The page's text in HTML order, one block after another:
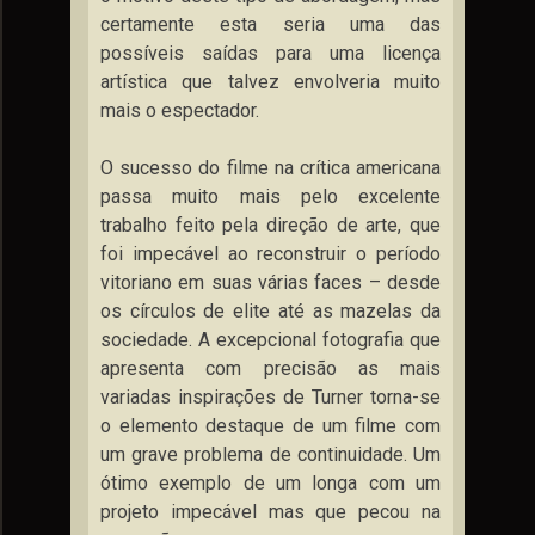
certamente esta seria uma das
possíveis saídas para uma licença
artística que talvez envolveria muito
mais o espectador.
O sucesso do filme na crítica americana
passa muito mais pelo excelente
trabalho feito pela direção de arte, que
foi impecável ao reconstruir o período
vitoriano em suas várias faces – desde
os círculos de elite até as mazelas da
sociedade. A excepcional fotografia que
apresenta com precisão as mais
variadas inspirações de Turner torna-se
o elemento destaque de um filme com
um grave problema de continuidade. Um
ótimo exemplo de um longa com um
projeto impecável mas que pecou na